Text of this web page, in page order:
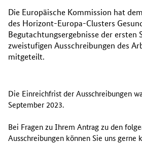
Die Europäische Kommission hat
des Horizont-Europa-Clusters
Begutachtungsergebnisse der ersten
zweistufigen Ausschreibungen des
mitgeteilt.
Die Einreichfrist der Ausschreibungen
September 2023.
Bei Fragen zu Ihrem Antrag zu den
Ausschreibungen können Sie uns gerne